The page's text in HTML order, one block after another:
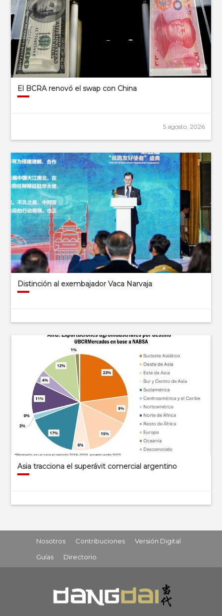
El BCRA renovó el swap con China
5 agosto, 2026
Distinción al exembajador Vaca Narvaja
Asia tracciona el superávit comercial argentino
Nosotros Contribuciones
Versión Digital
Guías
Directorio